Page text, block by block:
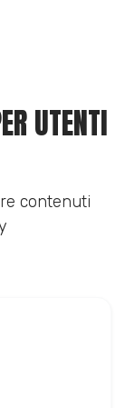
UTENTI
contenuti